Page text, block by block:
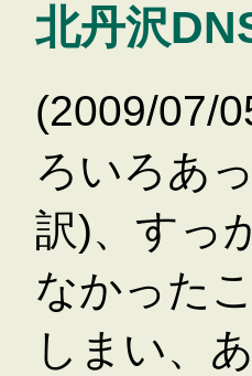
北丹沢
(2009/07/
ろいろあ
訳)、すっ
なかった
しまい、